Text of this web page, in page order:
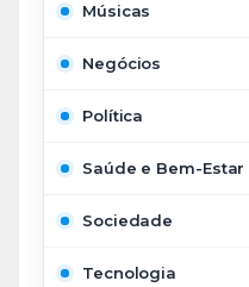
Músicas
Negócios
Política
Saúde e Bem-Estar
Sociedade
Tecnologia